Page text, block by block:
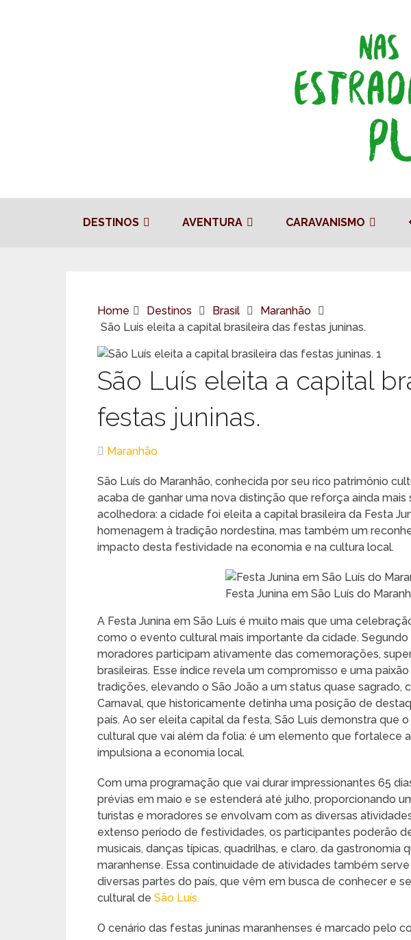
DESTINOS AVENTURA CARAVANISMO
Home Destinos Brasil
Maranhão
São Luís eleita a capital brasileira das festas juninas.
São Luís eleita a capital
festas juninas.
Maranhão
São Luís do Maranhão, conhecida por seu rico patrimônio
acaba de ganhar uma nova distinção que reforça ainda
acolhedora: a cidade foi eleita a capital brasileira da Festa
homenagem à tradição nordestina, mas também um
impacto desta festividade na economia e na cultura local.
Festa Junina em São Luís do
A Festa Junina em São Luís é muito mais que uma
como o evento cultural mais importante da cidade. Segundo
moradores participam ativamente das comemorações,
brasileiras. Esse índice revela um compromisso e uma
tradições, elevando o São João a um status quase sagrado,
Carnaval, que historicamente detinha uma posição de
país. Ao ser eleita capital da festa, São Luís demonstra que
cultural que vai além da folia: é um elemento que fortalece
impulsiona a economia local.
Com uma programação que vai durar impressionantes 65
prévias em maio e se estenderá até julho, proporcionando
turistas e moradores se envolvam com as diversas
extenso período de festividades, os participantes poderão
musicais, danças típicas, quadrilhas, e claro, da gastronomia
maranhense. Essa continuidade de atividades também
diversas partes do país, que vêm em busca de conhecer e
cultural de São Luís.
O cenário das festas juninas maranhenses é marcado pelo